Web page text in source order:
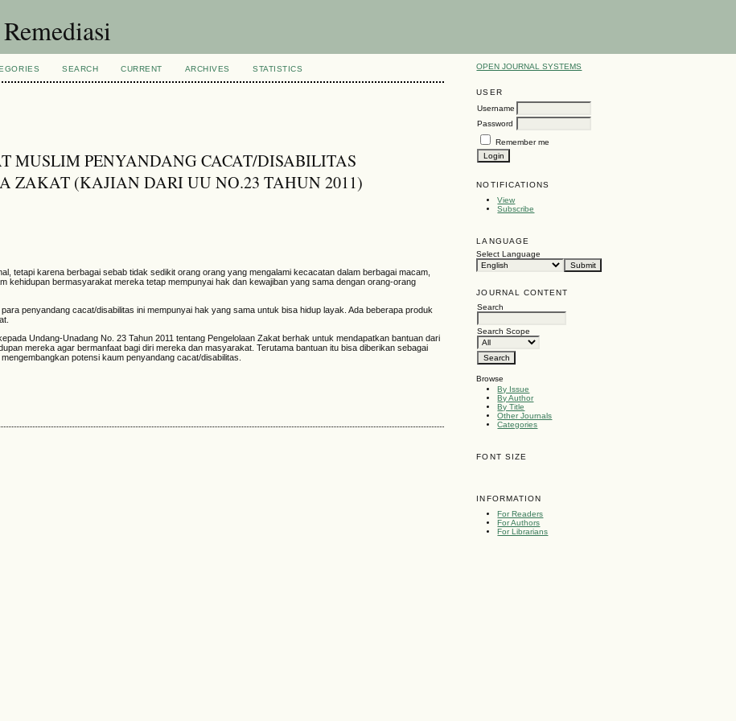
OPEN JOURNAL SYSTEMS
USER
Username
Password
Remember me
NOTIFICATIONS
View
Subscribe
LANGUAGE
Select Language
JOURNAL CONTENT
Search
Search Scope
Browse
By Issue
By Author
By Title
Other Journals
Categories
FONT SIZE
INFORMATION
For Readers
For Authors
For Librarians
SEARCH CURRENT ARCHIVES STATISTICS
MUSLIM PENYANDANG CACAT/DISABILITAS
ZAKAT (KAJIAN DARI UU NO.23 TAHUN 2011)
tetapi karena berbagai sebab tidak sedikit orang orang yang mengalami kecacatan dalam berbagai macam,
kehidupan bermasyarakat mereka tetap mempunyai hak dan kewajiban yang sama dengan orang-orang
penyandang cacat/disabilitas ini mempunyai hak yang sama untuk bisa hidup layak. Ada beberapa produk
Undang-Unadang No. 23 Tahun 2011 tentang Pengelolaan Zakat berhak untuk mendapatkan bantuan dari
mereka agar bermanfaat bagi diri mereka dan masyarakat. Terutama bantuan itu bisa diberikan sebagai
potensi kaum penyandang cacat/disabilitas.